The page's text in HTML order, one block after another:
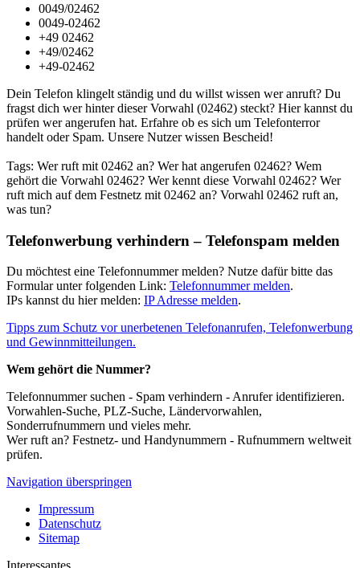
0049/02462
0049-02462
+49 02462
+49/02462
+49-02462
Dein Telefon klingelt ständig und du willst wissen wer anruft? Du
fragst dich wer hinter dieser Vorwahl (02462) steckt? Hier kannst du
prüfen wer angerufen hat. Erfahre ob es sich um Telefonterror
handelt oder Spam. Unsere Nutzer wissen Bescheid!
Tags: Wer ruft mit 02462 an? Wer hat angerufen 02462? Wem
gehört die Vorwahl 02462? Wer kennt diese Vorwahl 02462? Wer
ruft mich auf dem Festnetz mit 02462 an? Vorwahl 02462 ruft an,
was tun?
Telefonwerbung verhindern – Telefonspam melden
Du möchtest eine Telefonnummer melden? Nutze dafür bitte das
Formular unter folgenden Link: Telefonnummer melden.
IPs kannst du hier melden: IP Adresse melden.
Tipps zum Schutz vor unerbetenen Telefonanrufen, Telefonwerbung
und Gewinnmitteilungen.
Wem gehört die Nummer?
Telefonnummer suchen - Spam verhindern - Anrufer identifizieren.
Vorwahlen-Suche, PLZ-Suche, Ländervorwahlen,
Sonderrufnummern und vieles mehr.
Wer ruft an? Festnetz- und Handynummern - Rufnummern weltweit
prüfen.
Navigation überspringen
Impressum
Datenschutz
Sitemap